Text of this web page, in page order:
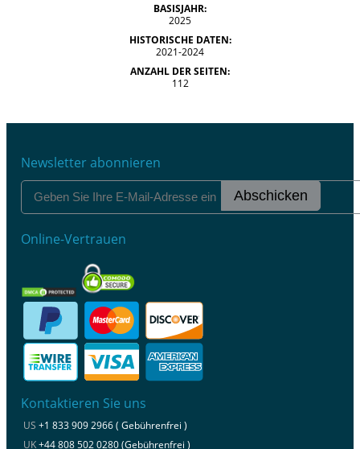
BASISJAHR:
2025
HISTORISCHE DATEN:
2021-2024
ANZAHL DER SEITEN:
112
Newsletter abonnieren
Abschicken
Online-Vertrauen
Kontaktieren Sie uns
US +1 833 909 2966 ( Gebührenfrei )
UK+44 808 502 0280 (Gebührenfrei )